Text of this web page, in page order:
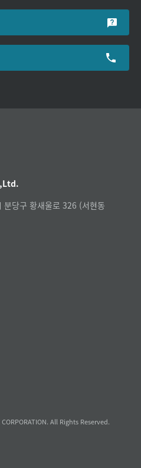
당구 황새울로 326 (서현동
All Rights Reserved.